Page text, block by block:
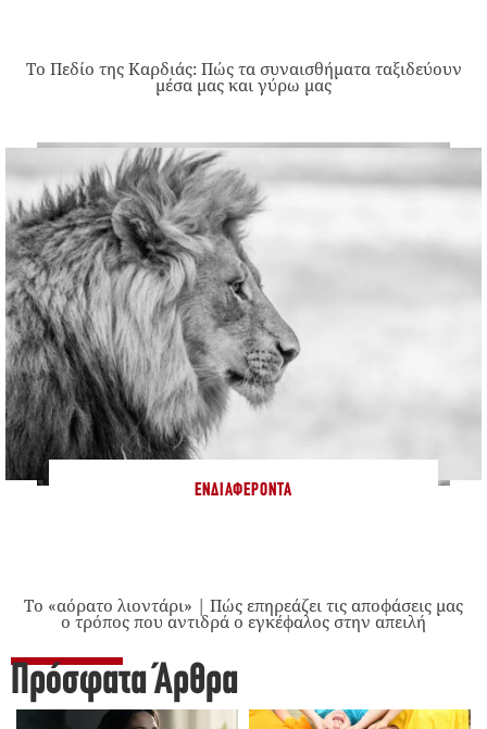
Το Πεδίο της Καρδιάς: Πώς τα συναισθήματα ταξιδεύουν
μέσα μας και γύρω μας
ΕΝΔΙΑΦΈΡΟΝΤΑ
Το «αόρατο λιοντάρι» | Πώς επηρεάζει τις αποφάσεις μας
ο τρόπος που αντιδρά ο εγκέφαλος στην απειλή
Πρόσφατα Άρθρα